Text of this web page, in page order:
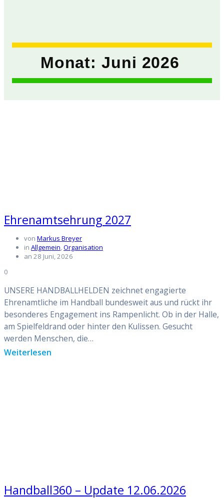
Monat:Juni 2026
Ehrenamtsehrung 2027
von Markus Breyer
in Allgemein,Organisation
an 28 Juni, 2026
0
UNSERE HANDBALLHELDEN zeichnet engagierte
Ehrenamtliche im Handball bundesweit aus und rückt ihr
besonderes Engagement ins Rampenlicht. Ob in der Halle,
am Spielfeldrand oder hinter den Kulissen. Gesucht
werden Menschen, die…
Weiterlesen
Handball360 – Update 12.06.2026